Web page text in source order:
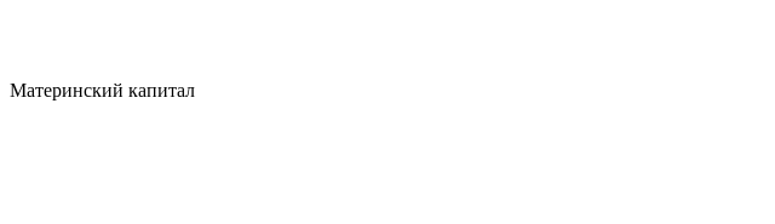
Материнский капитал